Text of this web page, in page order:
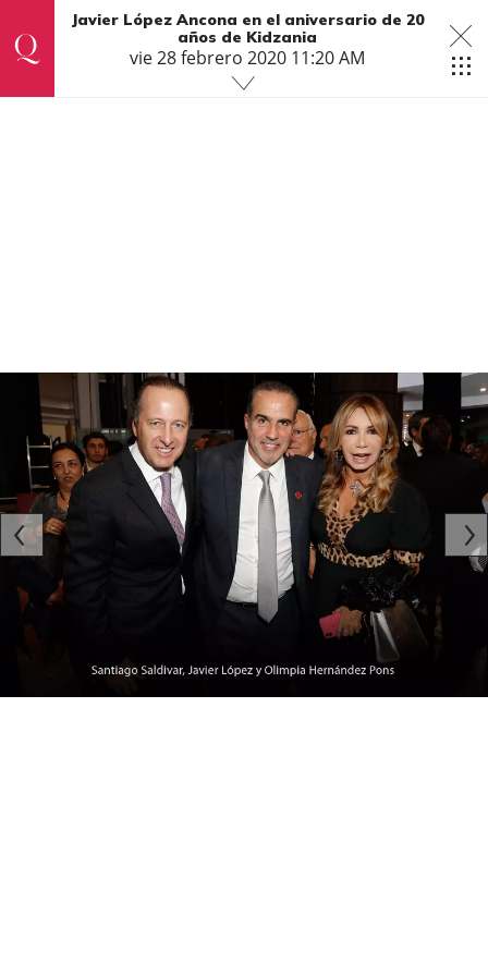
Javier López Ancona en el aniversario de 20
años de Kidzania
vie 28 febrero 2020 11:20 AM